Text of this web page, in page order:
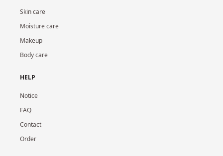
Skin care
Moisture care
Makeup
Body care
HELP
Notice
FAQ
Contact
Order